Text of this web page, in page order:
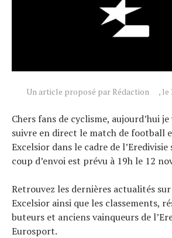
Un article proposé par Rédaction , le
Chers fans de cyclisme, aujourd’hui
suivre en direct le match de football
Excelsior dans le cadre de
coup d’envoi est prévu à 19h le 12
Retrouvez les dernières actualités
Excelsior ainsi que les classements,
buteurs et anciens vainqueurs de
Eurosport.